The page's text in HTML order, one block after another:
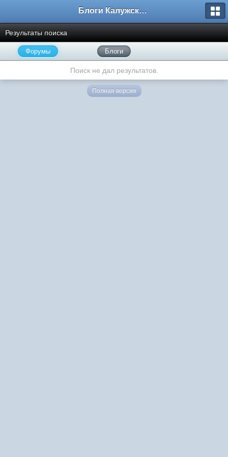
Блоги Калужского перекрестка
Результаты поиска
Форумы Блоги
Поиск не дал результатов.
Полная версия